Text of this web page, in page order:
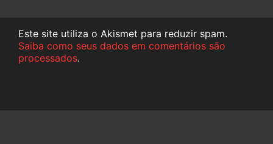
Este site utiliza o Akismet para reduzir spam.
Saiba como seus dados em comentários são
processados.